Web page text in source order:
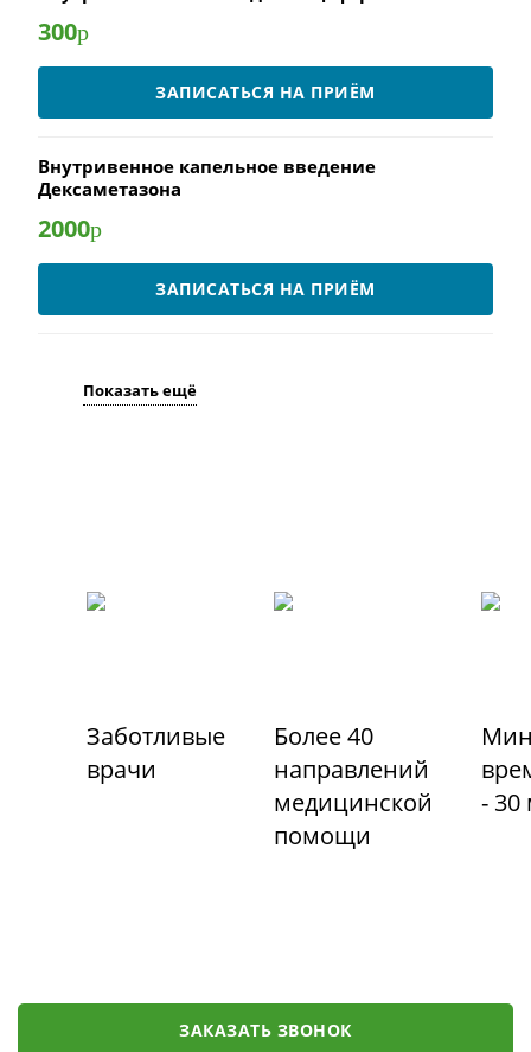
300р
ЗАПИСАТЬСЯ НА ПРИЁМ
Внутривенное капельное введение
Дексаметазона
2000р
ЗАПИСАТЬСЯ НА ПРИЁМ
Показать ещё
Заботливые
врачи
Более 40
направлений
медицинской
помощи
- 30
ЗАКАЗАТЬ ЗВОНОК